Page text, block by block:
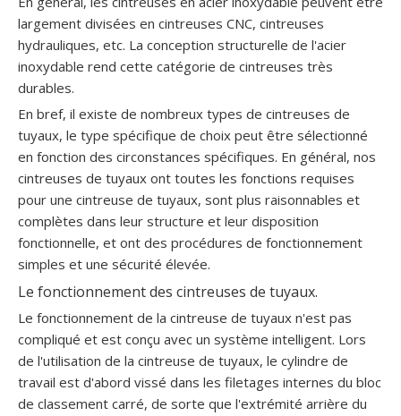
Cintreuse de tuyau de cuivre de salle de bains de commande numérique par ordinateur d'induction chaude complètement automatique
largement divisées en cintreuses CNC, cintreuses
hydrauliques, etc. La conception structurelle de l'acier
inoxydable rend cette catégorie de cintreuses très
durables.
En bref, il existe de nombreux types de cintreuses de
tuyaux, le type spécifique de choix peut être sélectionné
en fonction des circonstances spécifiques. En général, nos
cintreuses de tuyaux ont toutes les fonctions requises
pour une cintreuse de tuyaux, sont plus raisonnables et
complètes dans leur structure et leur disposition
fonctionnelle, et ont des procédures de fonctionnement
simples et une sécurité élevée.
Le fonctionnement des cintreuses de tuyaux.
Le fonctionnement de la cintreuse de tuyaux n'est pas
compliqué et est conçu avec un système intelligent. Lors
de l'utilisation de la cintreuse de tuyaux, le cylindre de
travail est d'abord vissé dans les filetages internes du bloc
de classement carré, de sorte que l'extrémité arrière du